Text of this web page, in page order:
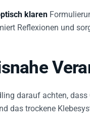
klaren
Reflexionen und
darauf achten,
das trockene